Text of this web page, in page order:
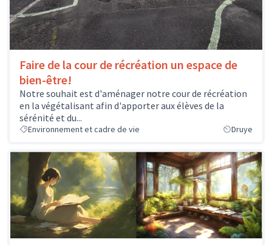
Faire de la cour de récréation un espace de
bien-être!
Notre souhait est d'aménager notre cour de récréation
en la végétalisant afin d'apporter aux élèves de la
sérénité et du...
Environnement et cadre de vie Druye